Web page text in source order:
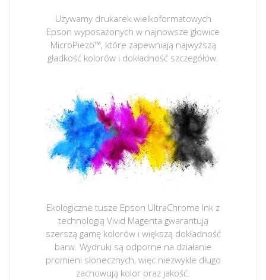
Używamy drukarek wielkoformatowych
Epson wyposażonych w najnowsze głowice
MicroPiezo™, które zapewniają najwyższą
gładkość kolorów i dokładność szczegółów.
Ekologiczne tusze Epson UltraChrome Ink z
technologią Vivid Magenta gwarantują
szerszą gamę kolorów i większą dokładność
barw. Wydruki są odporne na działanie
promieni słonecznych, więc niezwykle długo
zachowują kolor oraz jakość.